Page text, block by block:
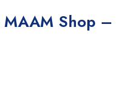
MAAM Shop –